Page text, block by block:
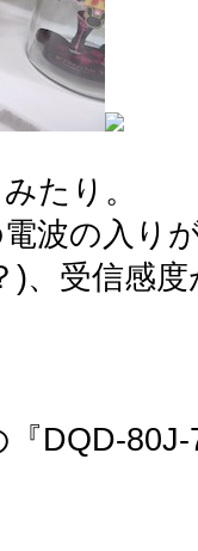
たり。
波の入り
)、受信感
DQD-80J-